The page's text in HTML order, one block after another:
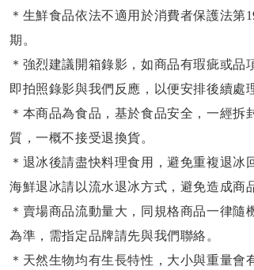
＊生鮮食品依法不適用於消費者保護法第
期。
＊強烈建議開箱錄影，如商品有瑕疵或品
即拍照錄影與我們反應，以便安排後續處
＊本商品為食品，基於食品安全，一經拆
質，一概不接受退換貨。
＊退冰後請盡快料理食用，避免重複退冰
海鮮退冰請以流水退冰方式，避免造成商
＊賣場商品流動量大，同規格商品一律隨
為準，需指定品牌請先與我們聯絡。
＊天然生物均有生長特性，大小與重量會